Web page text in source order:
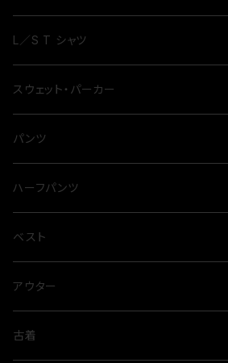
L／S T シャツ
スウェット・パーカー
パンツ
ハーフパンツ
ベスト
アウター
古着